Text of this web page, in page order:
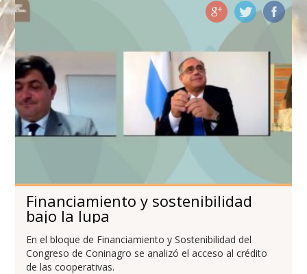
Financiamiento y sostenibilidad
bajo la lupa
En el bloque de Financiamiento y Sostenibilidad del
Congreso de Coninagro se analizó el acceso al crédito
de las cooperativas.